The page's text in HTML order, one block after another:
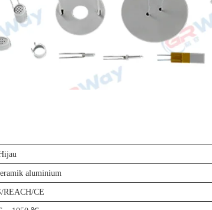
aluminium
REACH/CE